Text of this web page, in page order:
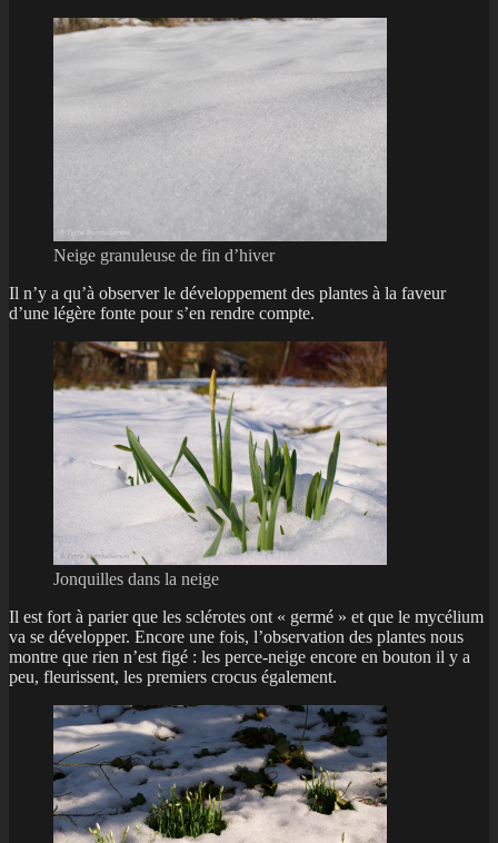
Neige granuleuse de fin d’hiver
Il n’y a qu’à observer le développement des plantes à la faveur
d’une légère fonte pour s’en rendre compte.
Jonquilles dans la neige
Il est fort à parier que les sclérotes ont « germé » et que le mycélium
va se développer. Encore une fois, l’observation des plantes nous
montre que rien n’est figé : les perce-neige encore en bouton il y a
peu, fleurissent, les premiers crocus également.